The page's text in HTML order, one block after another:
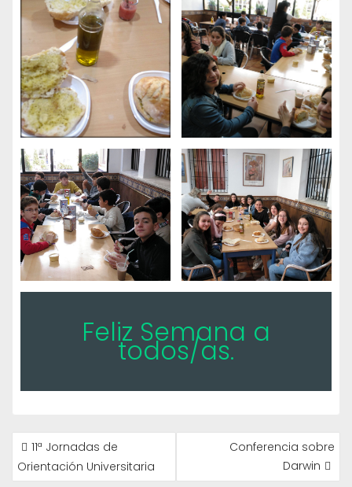
Feliz Semana a
todos/as.
NAVEGACIÓN
DE
ENTRADAS
11ª Jornadas de
Orientación Universitaria
Conferencia sobre
Darwin